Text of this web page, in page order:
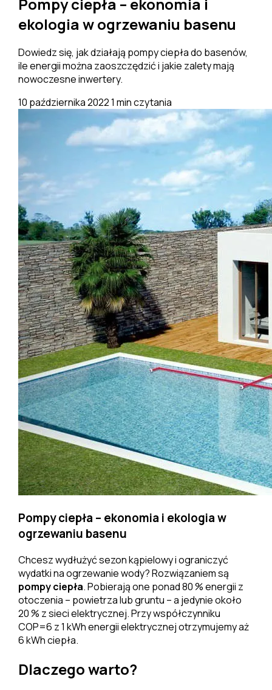
ekologia w ogrzewaniu basenu
Dowiedz się, jak działają pompy ciepła do basenów,
ile energii można zaoszczędzić i jakie zalety mają
nowoczesne inwertery.
10 października 20221 min czytania
Pompy ciepła – ekonomia i ekologia w
ogrzewaniu basenu
Chcesz wydłużyć sezon kąpielowy i ograniczyć
wydatki na ogrzewanie wody? Rozwiązaniem są
pompy ciepła. Pobierają one ponad 80 % energii z
otoczenia – powietrza lub gruntu – a jedynie około
20 % z sieci elektrycznej. Przy współczynniku
COP=6 z 1 kWh energii elektrycznej otrzymujemy aż
6 kWh ciepła.
Dlaczego warto?